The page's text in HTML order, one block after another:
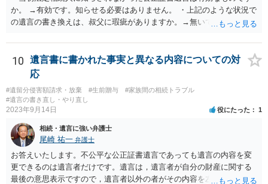
か。 →有効です。知らせる必要はありません。 ・上記のような状況で
の遺言の書き換えは、叔父に瑕疵がありますか。→無いです。 ・分割
ますか。 →本人が自由に決められますので、どこが妥当とは言えない
です。客観的な基準もありません。 ・できれば穏やかに、分割を拒否
することはできますか。 →分割を拒否するということは、遺産はいら
ないということでしょうか。遺言で、受取を指定されててもいらない
と拒否することはできます。理由を説明する必要はありません。
10
遺言書に書かれた事実と異なる内容についての対
応
#遺留分侵害額請求・放棄 #生前贈与
#家族間の相続トラブル
#遺言の書き直し・やり直し
2023年9月14日 役にたった 1
相続・遺言に強い弁護士
尾崎 祐一 弁護士
お答えいたします。不公平な公正証書遺言であっても遺言の内容を変
更できるのは遺言者だけです。遺言は，遺言者が自分の財産に関する
最後の意思表示ですので，遺言者以外の者がその内容を左右させるこ